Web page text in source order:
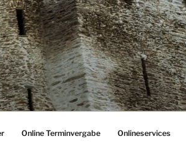
Online Terminvergabe Onlineservices